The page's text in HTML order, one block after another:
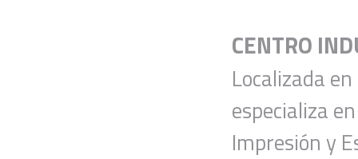
CENTRO
Localizada
especializa
Impresión y